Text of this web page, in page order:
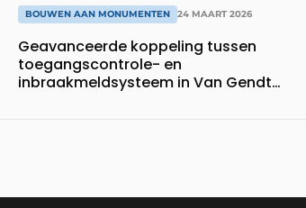
BOUWEN AAN MONUMENTEN 24 MAART 2026
Geavanceerde koppeling tussen
toegangscontrole- en
inbraakmeldsysteem in Van Gendt